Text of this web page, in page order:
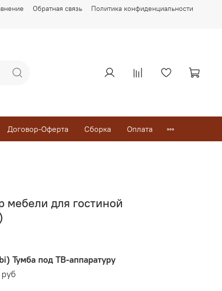
Обратная связь Политика конфиденциальности
Договор-Оферта Сборка Оплата
для гостиной
Тумба под ТВ-аппаратуру